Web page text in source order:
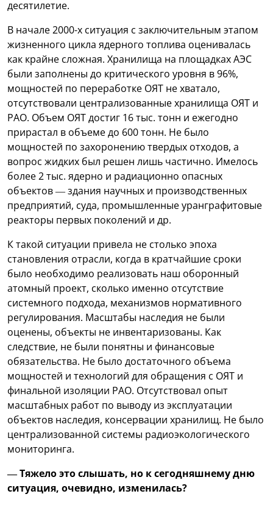
десятилетие.
В начале 2000-х ситуация с заключительным этапом
жизненного цикла ядерного топлива оценивалась
как крайне сложная. Хранилища на площадках АЭС
были заполнены до критического уровня в 96%,
мощностей по переработке ОЯТ не хватало,
отсутствовали централизованные хранилища ОЯТ и
РАО. Объем ОЯТ достиг 16 тыс. тонн и ежегодно
прирастал в объеме до 600 тонн. Не было
мощностей по захоронению твердых отходов, а
вопрос жидких был решен лишь частично. Имелось
более 2 тыс. ядерно и радиационно опасных
объектов — здания научных и производственных
предприятий, суда, промышленные уранграфитовые
реакторы первых поколений и др.
К такой ситуации привела не столько эпоха
становления отрасли, когда в кратчайшие сроки
было необходимо реализовать наш оборонный
атомный проект, сколько именно отсутствие
системного подхода, механизмов нормативного
регулирования. Масштабы наследия не были
оценены, объекты не инвентаризованы. Как
следствие, не были понятны и финансовые
обязательства. Не было достаточного объема
мощностей и технологий для обращения с ОЯТ и
финальной изоляции РАО. Отсутствовал опыт
масштабных работ по выводу из эксплуатации
объектов наследия, консервации хранилищ. Не было
централизованной системы радиоэкологического
мониторинга.
— Тяжело это слышать, но к сегодняшнему дню
ситуация, очевидно, изменилась?